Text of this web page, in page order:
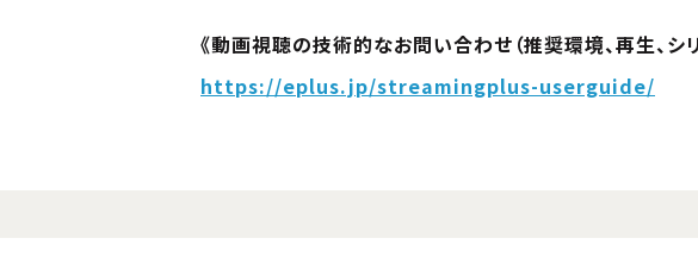
《動画視聴の技術的なお問い合わせ（推奨環境、再生、シ
https://eplus.jp/streamingplus-userguide/